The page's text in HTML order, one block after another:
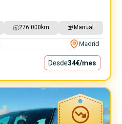
276.000 km Manual
Madrid
Desde34€/mes